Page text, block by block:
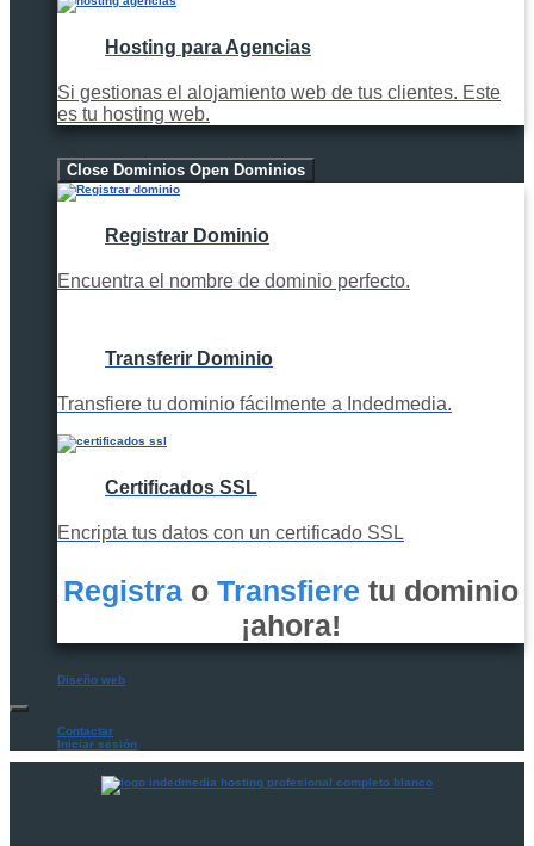
Hosting para Agencias
Si gestionas el alojamiento web de tus clientes. Este
es tu hosting web.
Close Dominios Open Dominios
Registrar Dominio
Encuentra el nombre de dominio perfecto.
Transferir Dominio
Transfiere tu dominio fácilmente a Indedmedia.
Certificados SSL
Encripta tus datos con un certificado SSL
Registra o Transfiere tu dominio
¡ahora!
Diseño web
Contactar
Iniciar sesión